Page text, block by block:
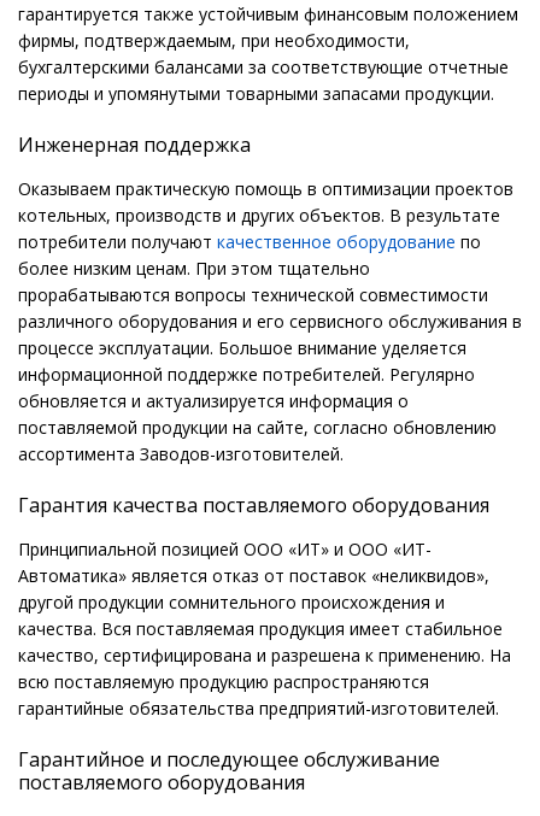
гарантируется также устойчивым финансовым положением
фирмы, подтверждаемым, при необходимости,
бухгалтерскими балансами за соответствующие отчетные
периоды и упомянутыми товарными запасами продукции.
Инженерная поддержка
Оказываем практическую помощь в оптимизации проектов
котельных, производств и других объектов. В результате
потребители получают качественное оборудование по
более низким ценам. При этом тщательно
прорабатываются вопросы технической совместимости
различного оборудования и его сервисного обслуживания в
процессе эксплуатации. Большое внимание уделяется
информационной поддержке потребителей. Регулярно
обновляется и актуализируется информация о
поставляемой продукции на сайте, согласно обновлению
ассортимента Заводов-изготовителей.
Гарантия качества поставляемого оборудования
Принципиальной позицией ООО «ИТ» и ООО «ИТ-
Автоматика» является отказ от поставок «неликвидов»,
другой продукции сомнительного происхождения и
качества. Вся поставляемая продукция имеет стабильное
качество, сертифицирована и разрешена к применению. На
всю поставляемую продукцию распространяются
гарантийные обязательства предприятий-изготовителей.
Гарантийное и последующее обслуживание
поставляемого оборудования